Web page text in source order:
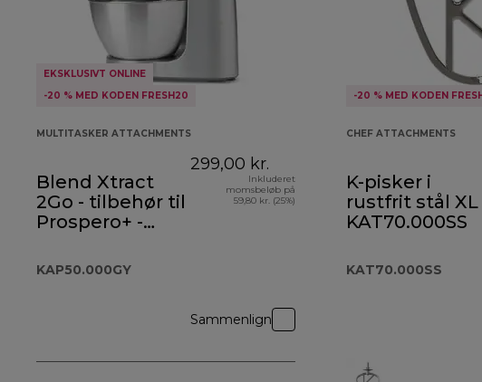
EKSKLUSIVT ONLINE
-20 % MED KODEN FRESH20
MULTITASKER ATTACHMENTS
Blend Xtract
2Go - tilbehør til
Prospero+ -
KAP50.000GY
299,00 kr.
Inkluderet
momsbeløb på
59,80 kr. (25%)
Sammenlign
-20 % MED KODEN
CHEF ATTACHMENTS
K-pisker i
rustfrit stål XL
KAT70.000SS
KAT70.000SS